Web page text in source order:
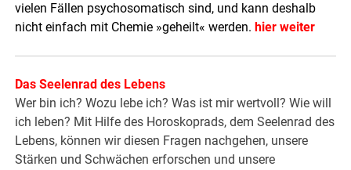
vielen Fällen psychosomatisch sind, und kann deshalb
nicht einfach mit Chemie »geheilt« werden. hier weiter
Das Seelenrad des Lebens
Wer bin ich? Wozu lebe ich? Was ist mir wertvoll? Wie will
ich leben? Mit Hilfe des Horoskoprads, dem Seelenrad des
Lebens, können wir diesen Fragen nachgehen, unsere
Stärken und Schwächen erforschen und unsere